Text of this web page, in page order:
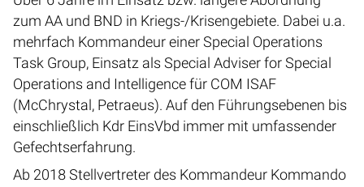
zum AA und BND in Kriegs-/Krisengebiete. Dabei u.a.
mehrfach Kommandeur einer Special Operations
Task Group, Einsatz als Special Adviser for Special
Operations and Intelligence für COM ISAF
(McChrystal, Petraeus). Auf den Führungsebenen bis
einschließlich Kdr EinsVbd immer mit umfassender
Gefechtserfahrung.
Ab 2018 Stellvertreter des Kommandeur Kommando